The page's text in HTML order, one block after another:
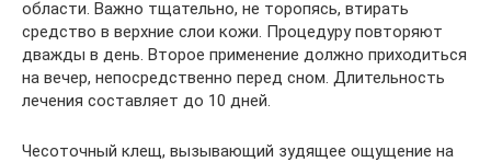
области. Важно тщательно, не торопясь, втирать
средство в верхние слои кожи. Процедуру повторяют
дважды в день. Второе применение должно приходиться
на вечер, непосредственно перед сном. Длительность
лечения составляет до 10 дней.
Чесоточный клещ, вызывающий зудящее ощущение на